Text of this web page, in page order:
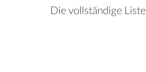
Die vollständige